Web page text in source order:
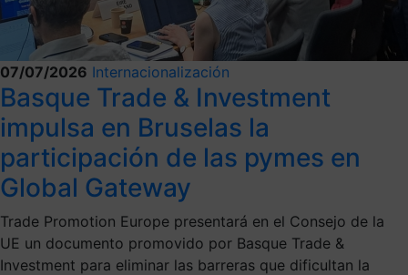
07/07/2026 Internacionalización
Basque Trade & Investment
impulsa en Bruselas la
participación de las pymes en
Global Gateway
Trade Promotion Europe presentará en el Consejo de la
UE un documento promovido por Basque Trade &
Investment para eliminar las barreras que dificultan la